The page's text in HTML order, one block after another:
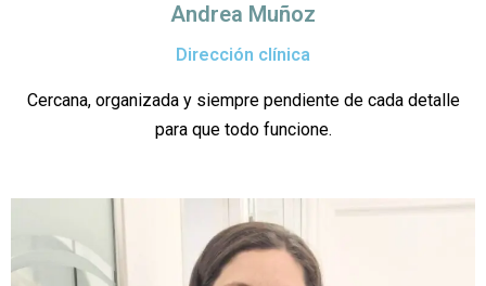
Andrea Muñoz
Dirección clínica
Cercana, organizada y siempre pendiente de cada detalle
para que todo funcione.